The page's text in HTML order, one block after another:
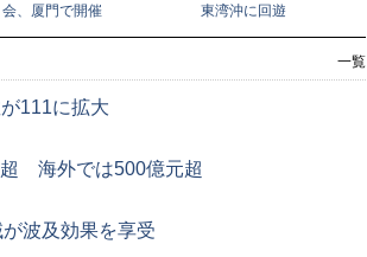
一覧
111に拡大
超 海外では500億元超
波及効果を享受